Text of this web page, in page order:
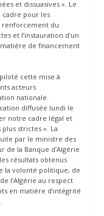
et dissuasives ». Le
cadre pour les
renforcement du
et l’instauration d’un
de financement
cette mise à
acteurs
nationale.
diffusée lundi le
notre cadre légal et
strictes ». La
par le ministre des
de la Banque d’Algérie
résultats obtenus
la volonté politique, de
l’Algérie au respect
en matière d’intégrité